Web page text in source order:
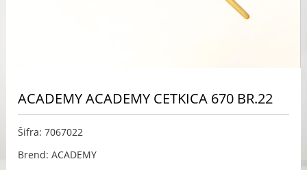
ACADEMY ACADEMY CETKICA 670 BR.22
Šifra: 7067022
Brend: ACADEMY